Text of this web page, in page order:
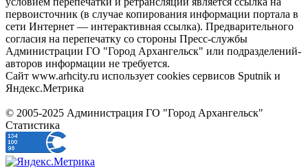
первоисточник (в случае копирования информации портала в
сети Интернет — интерактивная ссылка). Предварительного
согласия на перепечатку со стороны Пресс-службы
Администрации ГО "Город Архангельск" или подразделений-
авторов информации не требуется.
Сайт www.arhcity.ru использует cookies сервисов Sputnik и
Яндекс.Метрика
© 2005-2025 Администрация ГО "Город Архангельск"
Статистика